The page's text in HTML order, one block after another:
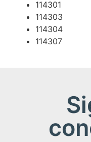
114301
114303
114304
114307